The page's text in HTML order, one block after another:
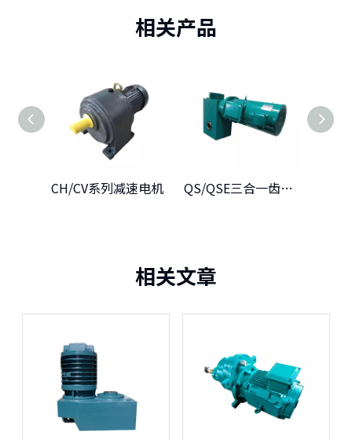
相关产品
CH/CV系列减速电机 QS/QSE三合一齿轮减速机
相关文章